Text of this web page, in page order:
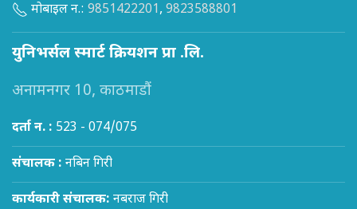
मोबाइल न.: 9851422201, 9823588801
युनिभर्सल स्मार्ट क्रियशन प्रा .लि.
अनामनगर 10, काठमाडौं
दर्ता न. : 523 - 074/075
संचालक : नबिन गिरी
कार्यकारी संचालक: नबराज गिरी